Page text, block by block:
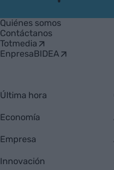
Empresa
Quiénes somos
Contáctanos
Totmedia
EnpresaBIDEA
Última hora
Economía
Empresa
Innovación